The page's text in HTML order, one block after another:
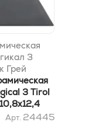
3
Грей
3 Tirol
Арт. 24445